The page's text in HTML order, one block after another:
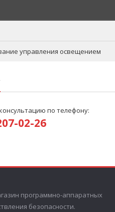
управления освещением
по телефону:
02-26
программно-аппаратных
безопасности.